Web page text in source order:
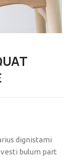
dignistami
bulum part